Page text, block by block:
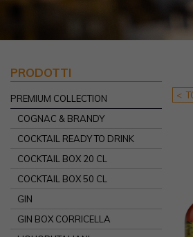
PRODOTTI
PREMIUM COLLECTION
COGNAC & BRANDY
COCKTAIL READY TO DRINK
COCKTAIL BOX 20 CL
COCKTAIL BOX 50 CL
GIN
GIN BOX CORRICELLA
<